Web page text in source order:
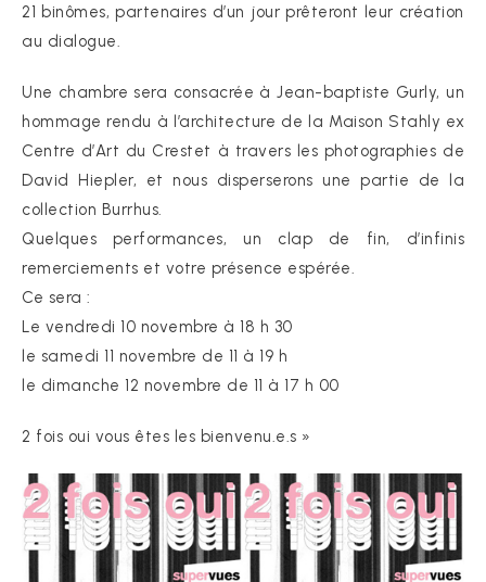
21 binômes, partenaires d’un jour prêteront leur création
au dialogue.
Une chambre sera consacrée à Jean-baptiste Gurly, un
hommage rendu à l’architecture de la Maison Stahly ex
Centre d’Art du Crestet à travers les photographies de
David Hiepler, et nous disperserons une partie de la
collection Burrhus.
Quelques performances, un clap de fin, d’infinis
remerciements et votre présence espérée.
Ce sera :
Le vendredi 10 novembre à 18 h 30
le samedi 11 novembre de 11 à 19 h
le dimanche 12 novembre de 11 à 17 h 00
2 fois oui vous êtes les bienvenu.e.s »